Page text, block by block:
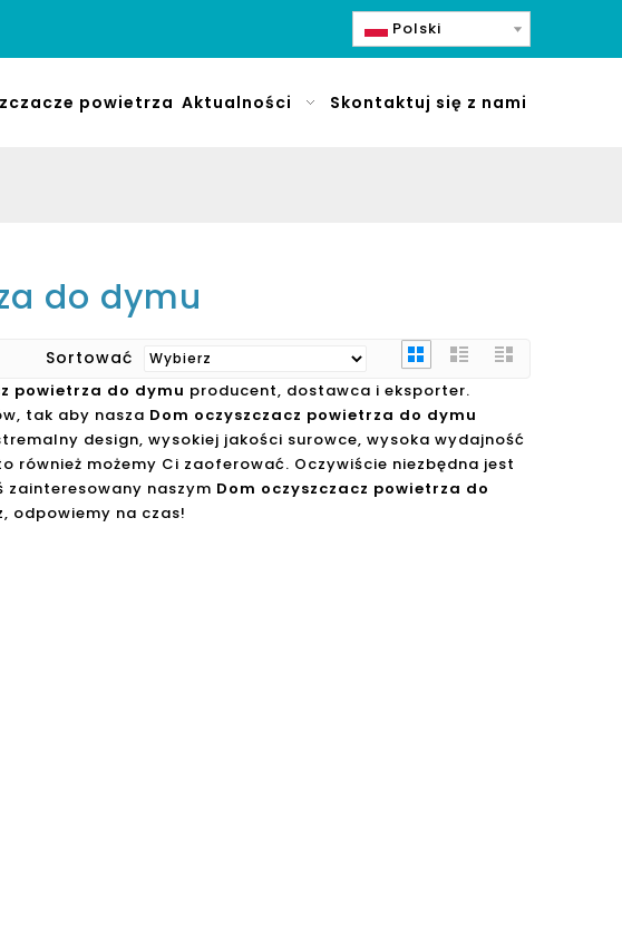
Polski
powietrza Aktualności Skontaktuj się z nami
do dymu
Sortować
powietrza do dymu producent, dostawca i eksporter.
tak aby nasza Dom oczyszczacz powietrza do dymu
design, wysokiej jakości surowce, wysoka wydajność
również możemy Ci zaoferować. Oczywiście niezbędna jest
zainteresowany naszym Dom oczyszczacz powietrza do
odpowiemy na czas!